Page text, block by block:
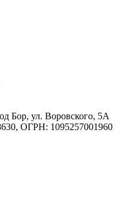
Бор, ул. Воровского, 5А
ОГРН: 1095257001960